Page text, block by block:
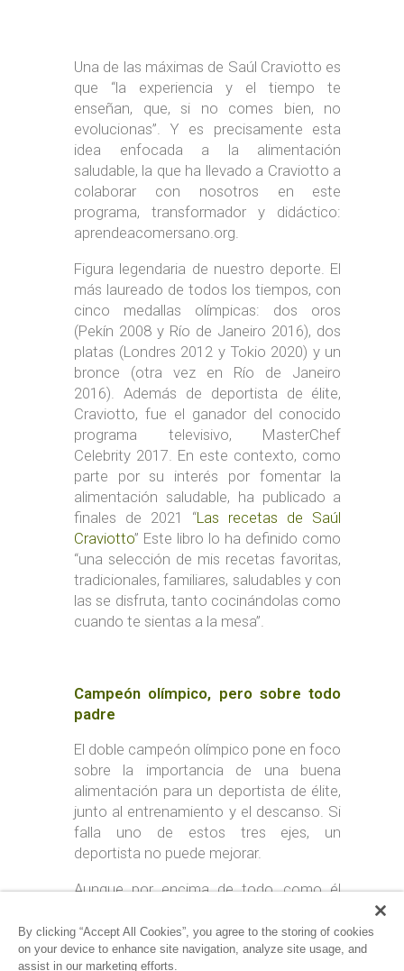
Una de las máximas de Saúl Craviotto es
que “la experiencia y el tiempo te
enseñan, que, si no comes bien, no
evolucionas”. Y es precisamente esta
idea enfocada a la alimentación
saludable, la que ha llevado a Craviotto a
colaborar con nosotros en este
programa, transformador y didáctico:
aprendeacomersano.org.
Figura legendaria de nuestro deporte. El
más laureado de todos los tiempos, con
cinco medallas olímpicas: dos oros
(Pekín 2008 y Río de Janeiro 2016), dos
platas (Londres 2012 y Tokio 2020) y un
bronce (otra vez en Río de Janeiro
2016). Además de deportista de élite,
Craviotto, fue el ganador del conocido
programa televisivo, MasterChef
Celebrity 2017. En este contexto, como
parte por su interés por fomentar la
alimentación saludable, ha publicado a
finales de 2021 “Las recetas de Saúl
Craviotto” Este libro lo ha definido como
“una selección de mis recetas favoritas,
tradicionales, familiares, saludables y con
las se disfruta, tanto cocinándolas como
cuando te sientas a la mesa”.
Campeón olímpico, pero sobre todo
padre
El doble campeón olímpico pone en foco
sobre la importancia de una buena
alimentación para un deportista de élite,
junto al entrenamiento y el descanso. Si
falla uno de estos tres ejes, un
deportista no puede mejorar.
Aunque por encima de todo, como él
en edad escolar, presta una enorme
atención a los alimentos que se
By clicking “Accept All Cookies”, you agree to the storing of cookies
on your device to enhance site navigation, analyze site usage, and
assist in our marketing efforts.